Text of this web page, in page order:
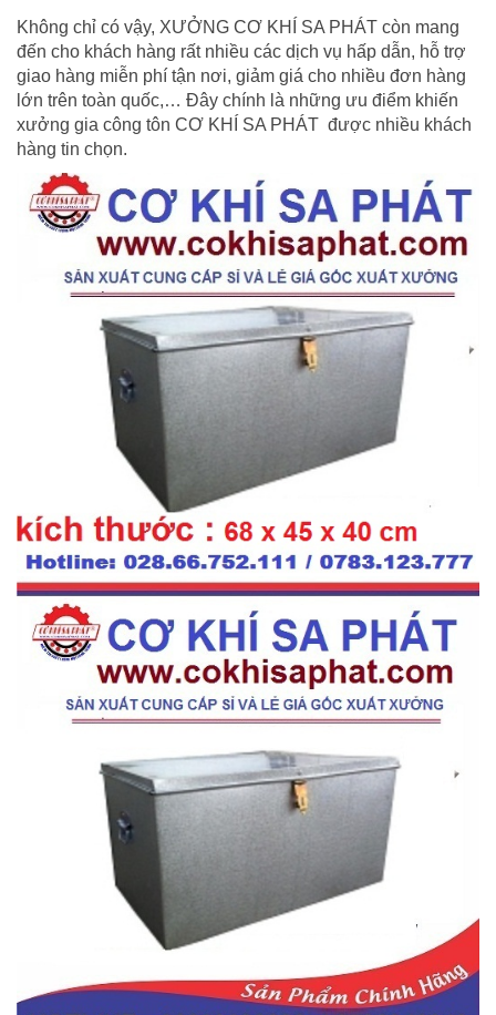
Không chỉ có vậy, XƯỞNG CƠ KHÍ SA PHÁT còn mang
đến cho khách hàng rất nhiều các dịch vụ hấp dẫn, hỗ trợ
giao hàng miễn phí tận nơi, giảm giá cho nhiều đơn hàng
lớn trên toàn quốc,… Đây chính là những ưu điểm khiến
xưởng gia công tôn CƠ KHÍ SA PHÁT được nhiều khách
hàng tin chọn.